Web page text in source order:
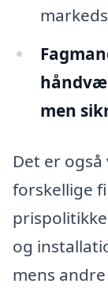
men
Det er
forskellige
og
mens